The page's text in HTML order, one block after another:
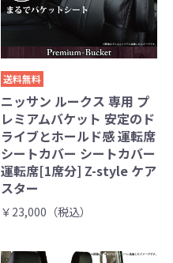
送料無料
ニッサン ルークス 専用 プ
レミアムバケット 安定のド
ライブとホールド感 運転席
シートカバー シートカバー
運転席[1席分] Z-style ケア
スター
￥23,000（税込）